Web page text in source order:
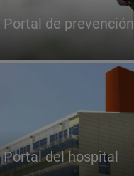
Portal de prevención
Portal del hospital